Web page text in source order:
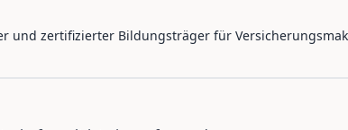
und zertifizierter Bildungsträger für